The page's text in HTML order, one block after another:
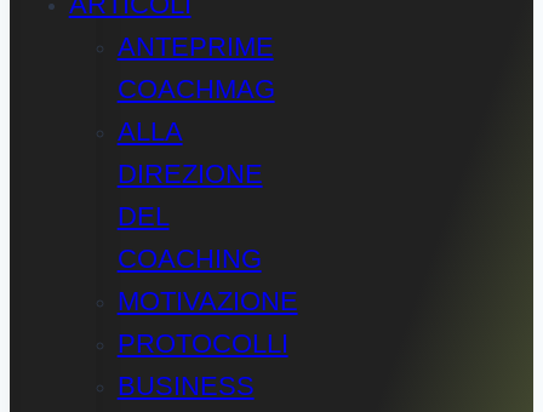
ANTEPRIME
COACHMAG
ALLA
DIREZIONE
DEL
COACHING
MOTIVAZIONE
PROTOCOLLI
BUSINESS